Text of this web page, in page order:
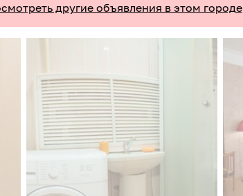
другие объявления в этом городе